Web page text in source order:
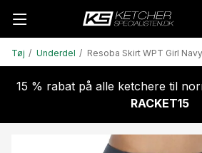
Tøj Underdel Resoba Skirt WPT Girl
15 % rabat på alle ketchere til
RACKET15